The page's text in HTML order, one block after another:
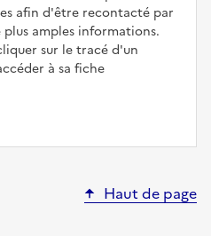
afin d'être recontacté par
amples informations.
sur le tracé d'un
à sa fiche
Haut de page